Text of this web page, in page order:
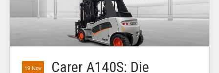
19 Nov
Carer A140S: Die